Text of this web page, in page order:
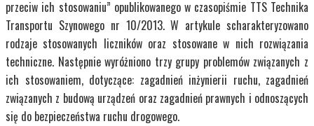
przeciw ich stosowaniu” opublikowanego w czasopiśmie TTS Technika
Transportu Szynowego nr 10/2013. W artykule scharakteryzowano
rodzaje stosowanych liczników oraz stosowane w nich rozwiązania
techniczne. Następnie wyróżniono trzy grupy problemów związanych z
ich stosowaniem, dotyczące: zagadnień inżynierii ruchu, zagadnień
związanych z budową urządzeń oraz zagadnień prawnych i odnoszących
się do bezpieczeństwa ruchu drogowego.